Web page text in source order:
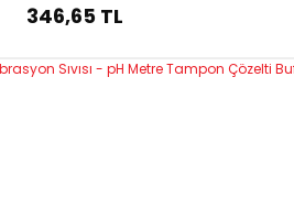
346,65 TL